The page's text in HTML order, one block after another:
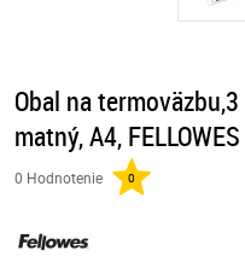
Obal na
matný, A4,
0 Hodnotenie 0